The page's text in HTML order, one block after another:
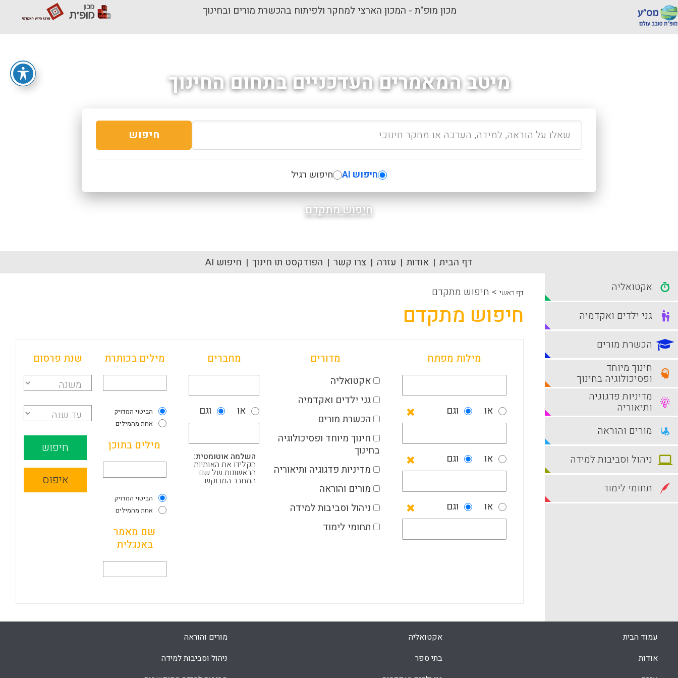
מכון מופ"ת - המכון הארצי למחקר ולפיתוח בהכשרת מורים ובחינוך
מיטב המאמרים העדכניים בתחום החינוך
חיפוש
חיפוש AI חיפוש רגיל
חיפוש מתקדם
דף הבית אודות עזרה צרו קשר הפודקסט תו חינוך חיפוש AI
דף ראשי > חיפוש מתקדם
חיפוש מתקדם
מילות מפתח
או וגם
או וגם
או וגם
מדורים
אקטואליה
גני ילדים ואקדמיה
הכשרת מורים
חינוך מיוחד ופסיכולוגיה
בחינוך
מדיניות פדגוגיה ותיאוריה
מורים והוראה
ניהול וסביבות למידה
תחומי לימוד
מחברים
או וגם
השלמה אוטומטית:
הקלידו את האותיות
הראשונות של שם
המחבר המבוקש
מילים בכותרת
הביטוי המדויק
אחת מהמילים
מילים בתוכן
הביטוי המדויק
אחת מהמילים
שם מאמר
באנגלית
שנת פרסום
חיפוש
איפוס
אקטואליה
גני ילדים ואקדמיה
הכשרת מורים
חינוך מיוחד
ופסיכולוגיה בחינוך
מדיניות פדגוגיה
ותיאוריה
מורים והוראה
ניהול וסביבות למידה
תחומי לימוד
עמוד הבית
אודות
אקטואליה
בתי ספר
מורים והוראה
ניהול וסביבות למידה